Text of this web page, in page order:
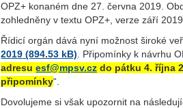
OPZ+ konaném dne 27. června 2019.
zohledněny v textu OPZ+, verze září 2019.
Řídicí orgán dává nyní možnost široké
2019
. Připomínky k návrhu
adresuesf@mpsv.cz do pátku 4. října
připomínky“.
Dovolujeme si však upozornit na